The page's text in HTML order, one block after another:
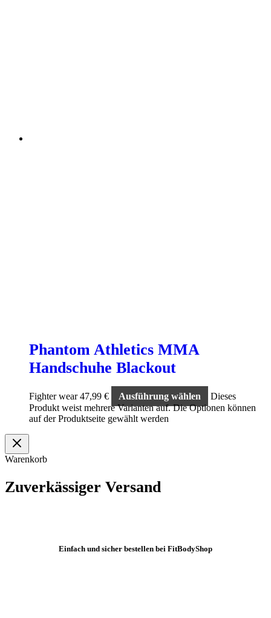
Phantom Athletics MMA
Handschuhe Blackout
Fighter wear47,99 € Ausführung wählen
Dieses
Produkt weist mehrere Varianten auf. Die Optionen können
auf der Produktseite gewählt werden
Warenkorb
Zuverkässiger Versand
Einfach und sicher bestellen bei FitBodyShop